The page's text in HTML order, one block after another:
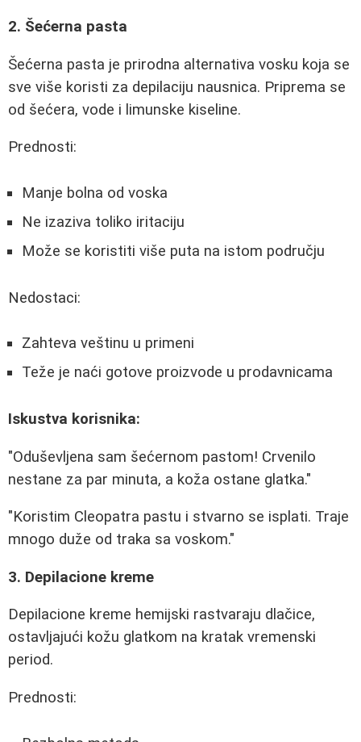
2. Šećerna pasta
Šećerna pasta je prirodna alternativa vosku koja se
sve više koristi za depilaciju nausnica. Priprema se
od šećera, vode i limunske kiseline.
Prednosti:
Manje bolna od voska
Ne izaziva toliko iritaciju
Može se koristiti više puta na istom području
Nedostaci:
Zahteva veštinu u primeni
Teže je naći gotove proizvode u prodavnicama
Iskustva korisnika:
"Oduševljena sam šećernom pastom! Crvenilo
nestane za par minuta, a koža ostane glatka."
"Koristim Cleopatra pastu i stvarno se isplati. Traje
mnogo duže od traka sa voskom."
3. Depilacione kreme
Depilacione kreme hemijski rastvaraju dlačice,
ostavljajući kožu glatkom na kratak vremenski
period.
Prednosti: